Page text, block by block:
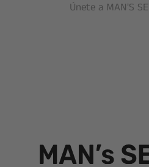
Únete a MAN'S